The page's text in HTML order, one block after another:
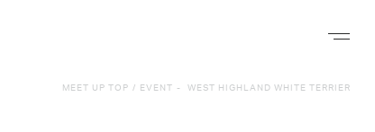
ナビゲ
MEET UP TOP / EVENT - WEST HIGHLAND WHITE TERRIER